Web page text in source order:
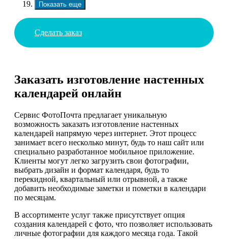
Показать еще
Сделать заказ
Заказать изготовление настенных
календарей онлайн
Сервис ФотоПочта предлагает уникальную
возможность заказать изготовление настенных
календарей напрямую через интернет. Этот процесс
занимает всего несколько минут, будь то наш сайт или
специально разработанное мобильное приложение.
Клиенты могут легко загрузить свои фотографии,
выбрать дизайн и формат календаря, будь то
перекидной, квартальный или отрывной, а также
добавить необходимые заметки и пометки в календари
по месяцам.
В ассортименте услуг также присутствует опция
создания календарей с фото, что позволяет использовать
личные фотографии для каждого месяца года. Такой